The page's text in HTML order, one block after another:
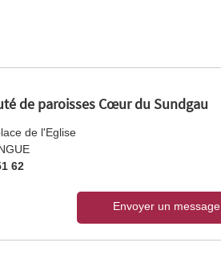
de paroisses Cœur du Sundgau
de l'Eglise
62
Envoyer un message